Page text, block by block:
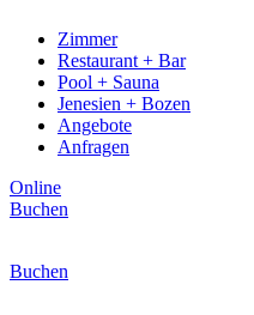
Zimmer
Restaurant + Bar
Pool + Sauna
Jenesien + Bozen
Angebote
Anfragen
Online
Buchen
Buchen